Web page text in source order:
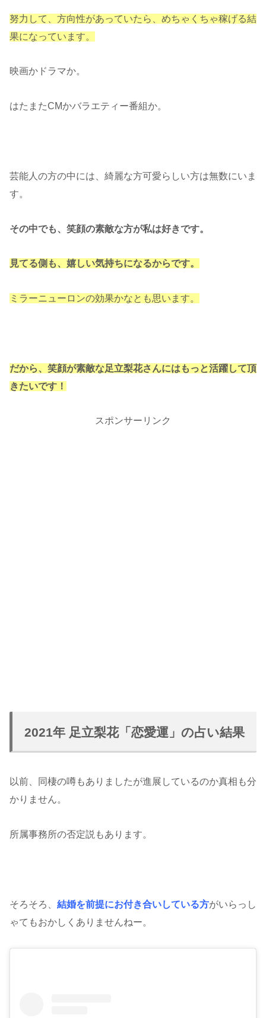
努力して、方向性があっていたら、めちゃくちゃ稼げる結
果になっています。
映画かドラマか。
はたまたCMかバラエティー番組か。
芸能人の方の中には、綺麗な方可愛らしい方は無数にいま
す。
その中でも、笑顔の素敵な方が私は好きです。
見てる側も、嬉しい気持ちになるからです。
ミラーニューロンの効果かなとも思います。
だから、笑顔が素敵な足立梨花さんにはもっと活躍して頂
きたいです！
スポンサーリンク
2021年 足立梨花「恋愛運」の占い結果
以前、同棲の噂もありましたが進展しているのか真相も分
かりません。
所属事務所の否定説もあります。
そろそろ、 結婚を前提にお付き合いしている方がいらっし
ゃてもおかしくありませんねー。